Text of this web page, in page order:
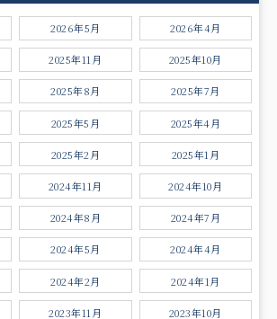
2026年5月 2026年4月
2025年11月 2025年10月
2025年8月 2025年7月
2025年5月 2025年4月
2025年2月 2025年1月
2024年11月 2024年10月
2024年8月 2024年7月
2024年5月 2024年4月
2024年2月 2024年1月
2023年11月 2023年10月